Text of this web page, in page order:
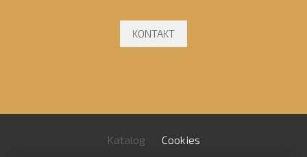
KONTAKT
Katalog Cookies